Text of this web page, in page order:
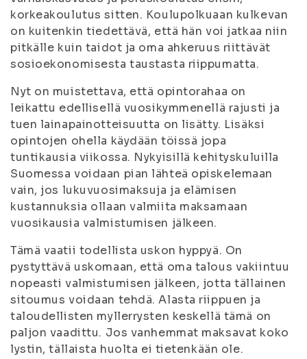
korkeakoulutus sitten. Koulupolkuaan kulkevan
on kuitenkin tiedettävä, että hän voi jatkaa niin
pitkälle kuin taidot ja oma ahkeruus riittävät
sosioekonomisesta taustasta riippumatta.
Nyt on muistettava, että opintorahaa on
leikattu edellisellä vuosikymmenellä rajusti ja
tuen lainapainotteisuutta on lisätty. Lisäksi
opintojen ohella käydään töissä jopa
tuntikausia viikossa. Nykyisillä kehityskuluilla
Suomessa voidaan pian lähteä opiskelemaan
vain, jos lukuvuosimaksuja ja elämisen
kustannuksia ollaan valmiita maksamaan
vuosikausia valmistumisen jälkeen.
Tämä vaatii todellista uskon hyppyä. On
pystyttävä uskomaan, että oma talous vakiintuu
nopeasti valmistumisen jälkeen, jotta tällainen
sitoumus voidaan tehdä. Alasta riippuen ja
taloudellisten myllerrysten keskellä tämä on
paljon vaadittu. Jos vanhemmat maksavat koko
lystin, tällaista huolta ei tietenkään ole.